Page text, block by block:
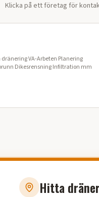
Klicka på ett företag för
Planering
Kabelschakt Trekammarbrunn Dikesrensning Infiltration mm
Hitta